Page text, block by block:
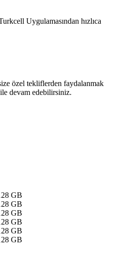
Uygulamasından hızlıca
özel tekliflerden faydalanmak
devam edebilirsiniz.